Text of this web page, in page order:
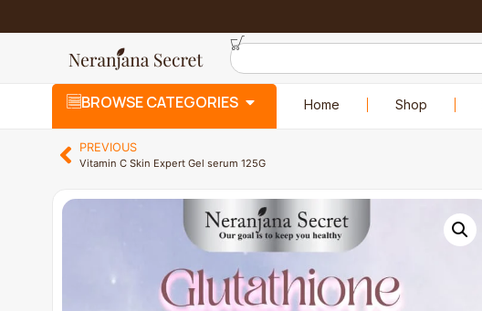
BROWSE CATEGORIES Home Shop
PREVIOUS
Vitamin C Skin Expert Gel serum 125G